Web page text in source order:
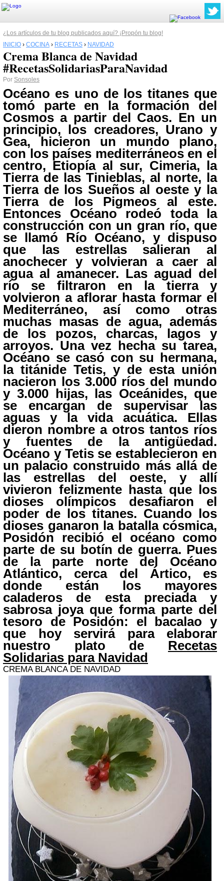
¿Los artículos de tu blog publicados aquí? ¡Propón tu blog!
INICIO › COCINA › RECETAS › NAVIDAD
Crema Blanca de Navidad
#RecetasSolidariasParaNavidad
Por Sonsoles
Océano es uno de los titanes que
tomó parte en la formación del
Cosmos a partir del Caos. En un
principio, los creadores, Urano y
Gea, hicieron un mundo plano,
con los países mediterráneos en el
centro, Etiopía al sur, Cimeria, la
Tierra de las Tinieblas, al norte, la
Tierra de los Sueños al oeste y la
Tierra de los Pigmeos al este.
Entonces Océano rodeó toda la
construcción con un gran río, que
se llamó Río Océano, y dispuso
que las estrellas salieran al
anochecer y volvieran a caer al
agua al amanecer. Las aguad del
río se filtraron en la tierra y
volvieron a aflorar hasta formar el
Mediterráneo, así como otras
muchas masas de agua, además
de los pozos, charcas, lagos y
arroyos. Una vez hecha su tarea,
Océano se casó con su hermana,
la titánide Tetis, y de esta unión
nacieron los 3.000 ríos del mundo
y 3.000 hijas, las Oceánides, que
se encargan de supervisar las
aguas y la vida acuática. Ellas
dieron nombre a otros tantos ríos
y fuentes de la antigüedad.
Océano y Tetis se establecieron en
un palacio construido más allá de
las estrellas del oeste, y allí
vivieron felizmente hasta que los
dioses olímpicos desafiaron el
poder de los titanes. Cuando los
dioses ganaron la batalla cósmica,
Posidón recibió el océano como
parte de su botín de guerra. Pues
de la parte norte del Océano
Atlántico, cerca del Ártico, es
donde están los mayores
caladeros de esta preciada y
sabrosa joya que forma parte del
tesoro de Posidón: el bacalao y
que hoy servirá para elaborar
nuestro plato de Recetas
Solidarias para Navidad
CREMA BLANCA DE NAVIDAD